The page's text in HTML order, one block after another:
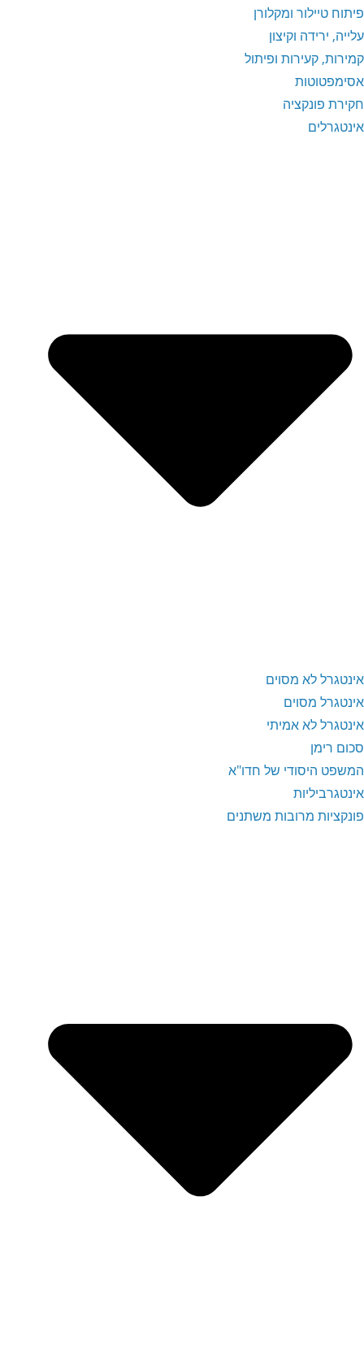
פיתוח טיילור ומקלורן
עלייה, ירידה וקיצון
קמירות, קעירות ופיתול
אסימפטוטות
חקירת פונקציה
אינטגרלים
אינטגרל לא מסוים
אינטגרל מסוים
אינטגרל לא אמיתי
סכום רימן
המשפט היסודי של חדו"א
אינטגרביליות
פונקציות מרובות משתנים